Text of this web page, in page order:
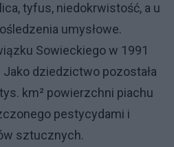
tyfus, niedokrwistość, a u
umysłowe.
Sowieckiego w 1991
dziedzictwo pozostała
km² powierzchni piachu
pestycydami i
sztucznych.